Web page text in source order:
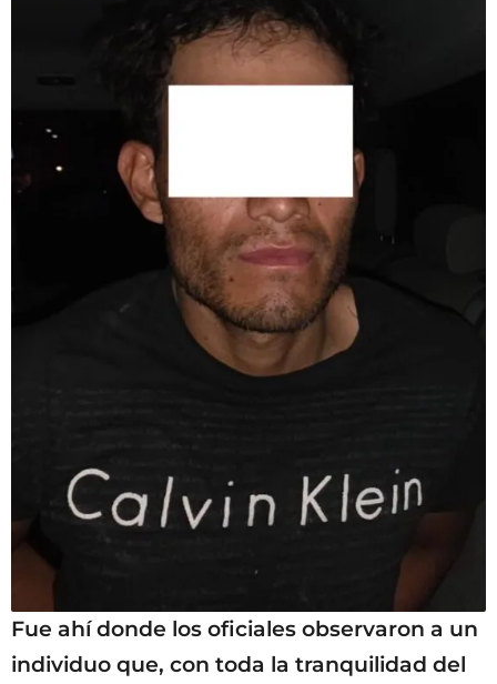
Fue ahí donde los oficiales observaron a un
individuo que, con toda la tranquilidad del